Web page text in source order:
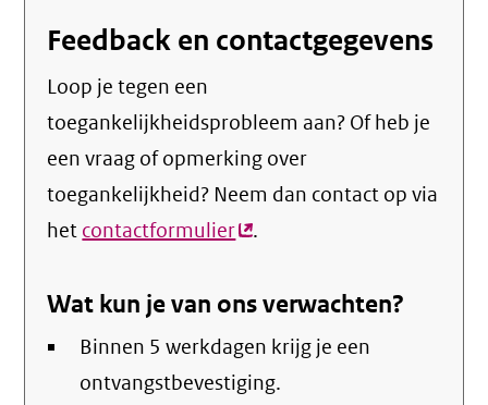
Feedback en contactgegevens
Loop je tegen een
toegankelijkheidsprobleem aan? Of heb je
een vraag of opmerking over
toegankelijkheid? Neem dan contact op via
het contactformulier(externe
.
Wat kun je van ons verwachten?
Binnen 5 werkdagen krijg je een
ontvangstbevestiging.